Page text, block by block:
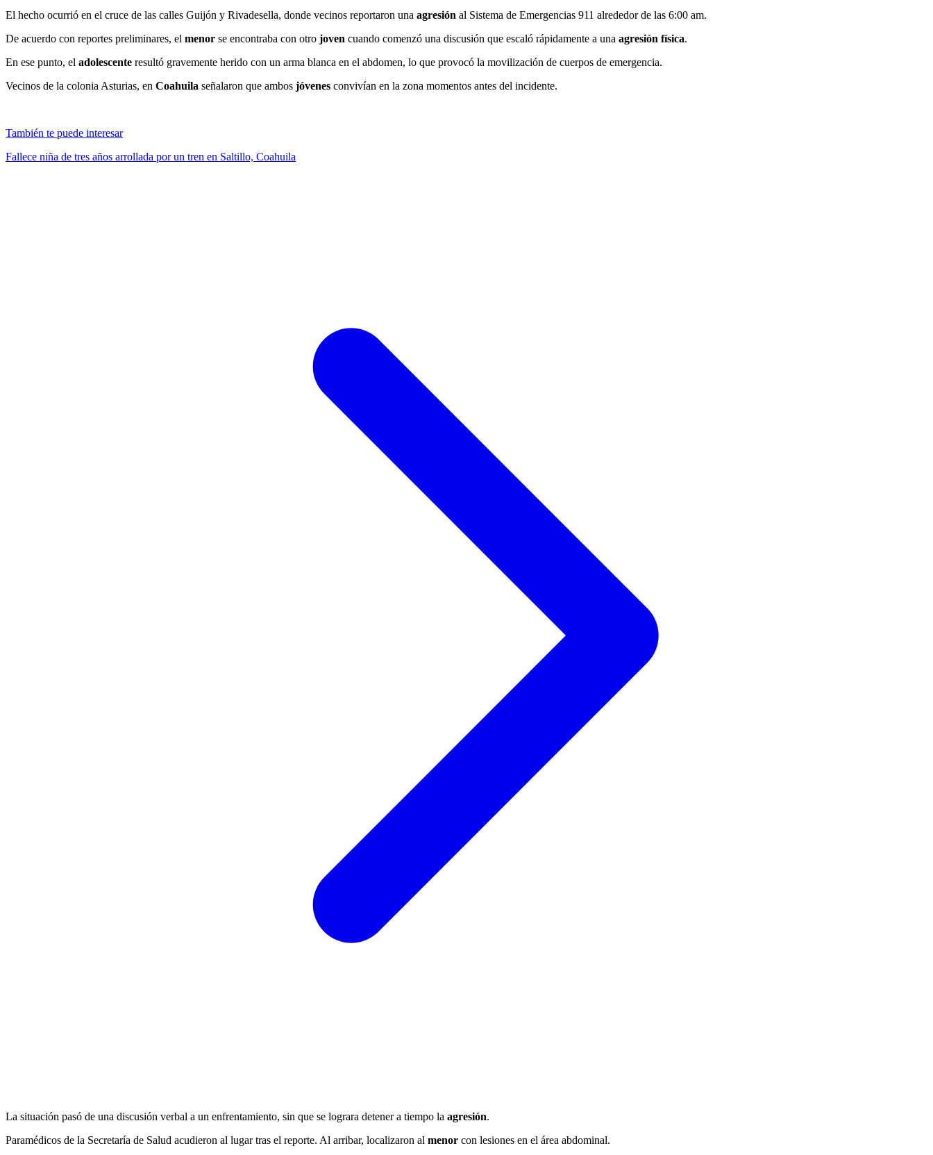
El hecho ocurrió en el cruce de las calles Guijón y Rivadesella, donde vecinos reportaron una agresión al Sistema de Emergencias 911 alrededor de las 6:00 am.
De acuerdo con reportes preliminares, el menor se encontraba con otro joven cuando comenzó una discusión que escaló rápidamente a una agresión física.
En ese punto, el adolescente resultó gravemente herido con un arma blanca en el abdomen, lo que provocó la movilización de cuerpos de emergencia.
Vecinos de la colonia Asturias, en Coahuila señalaron que ambos jóvenes convivían en la zona momentos antes del incidente.
También te puede interesar
Fallece niña de tres años arrollada por un tren en Saltillo, Coahuila
La situación pasó de una discusión verbal a un enfrentamiento, sin que se lograra detener a tiempo la agresión.
Paramédicos de la Secretaría de Salud acudieron al lugar tras el reporte. Al arribar, localizaron al menor con lesiones en el área abdominal.